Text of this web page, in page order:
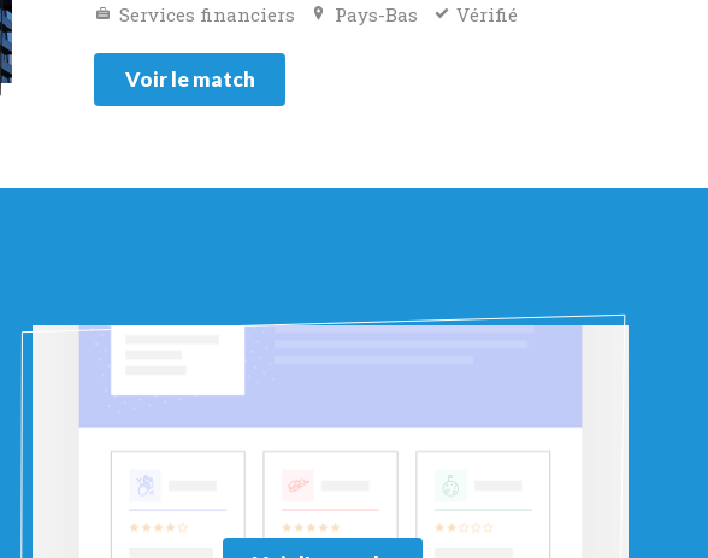
Services financiers Pays-Bas Vérifié
Voir le match